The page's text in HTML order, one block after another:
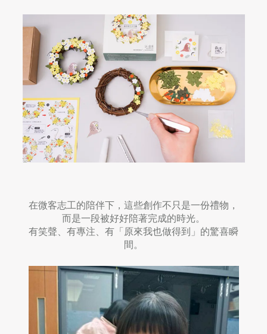
在微客志工的陪伴下，這些創作不只是一份禮物，
而是一段被好好陪著完成的時光。
有笑聲、有專注、有「原來我也做得到」的驚喜瞬
間。